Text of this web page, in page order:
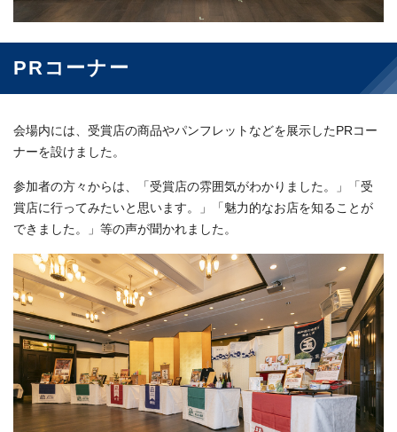
PRコーナー
会場内には、受賞店の商品やパンフレットなどを展示したPRコー
ナーを設けました。
参加者の方々からは、「受賞店の雰囲気がわかりました。」「受
賞店に行ってみたいと思います。」「魅力的なお店を知ることが
できました。」等の声が聞かれました。